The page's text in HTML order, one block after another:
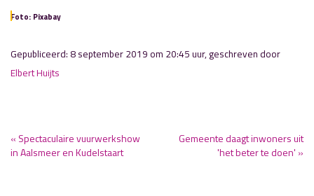
Foto: Pixabay
Gepubliceerd: 8 september 2019 om 20:45 uur, geschreven door
Elbert Huijts
« Spectaculaire vuurwerkshow
in Aalsmeer en Kudelstaart
Gemeente daagt inwoners uit
'het beter te doen' »